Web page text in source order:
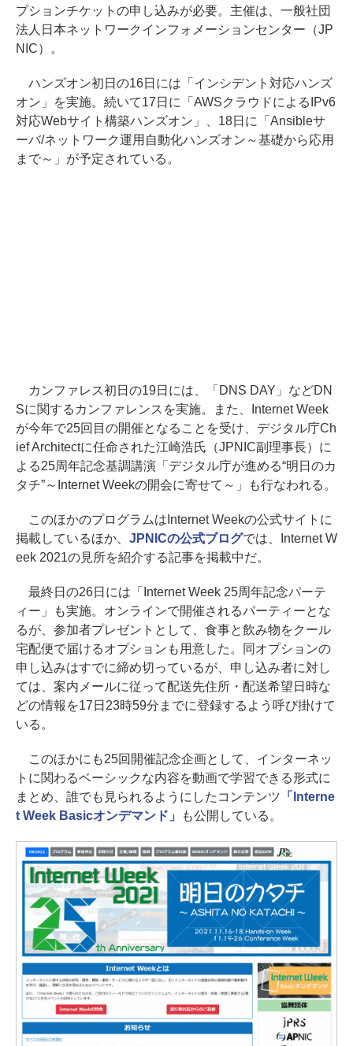
プションチケットの申し込みが必要。主催は、一般社団
法人日本ネットワークインフォメーションセンター（JP
NIC）。
ハンズオン初日の16日には「インシデント対応ハンズ
オン」を実施。続いて17日に「AWSクラウドによるIPv6
対応Webサイト構築ハンズオン」、18日に「Ansibleサ
ーバ/ネットワーク運用自動化ハンズオン～基礎から応用
まで～」が予定されている。
カンファレス初日の19日には、「DNS DAY」などDN
Sに関するカンファレンスを実施。また、Internet Week
が今年で25回目の開催となることを受け、デジタル庁Ch
ief Architectに任命された江崎浩氏（JPNIC副理事長）に
よる25周年記念基調講演「デジタル庁が進める“明日のカ
タチ”～Internet Weekの開会に寄せて～」も行なわれる。
このほかのプログラムはInternet Weekの公式サイトに
掲載しているほか、 JPNICの公式ブログでは、Internet W
eek 2021の見所を紹介する記事を掲載中だ。
最終日の26日には「Internet Week 25周年記念パーテ
ィー」も実施。オンラインで開催されるパーティーとな
るが、参加者プレゼントとして、食事と飲み物をクール
宅配便で届けるオプションも用意した。同オプションの
申し込みはすでに締め切っているが、申し込み者に対し
ては、案内メールに従って配送先住所・配送希望日時な
どの情報を17日23時59分までに登録するよう呼び掛けて
いる。
このほかにも25回開催記念企画として、インターネッ
トに関わるベーシックな内容を動画で学習できる形式に
まとめ、誰でも見られるようにしたコンテンツ 「Interne
t Week Basicオンデマンド」
も公開している。